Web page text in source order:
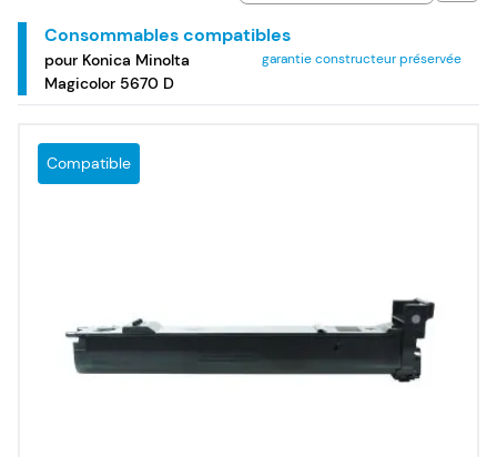
Consommables compatibles
garantie constructeur préservée
pour Konica Minolta
Magicolor 5670 D
Compatible